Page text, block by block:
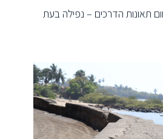
תאונות הדרכים – נפילה בעת